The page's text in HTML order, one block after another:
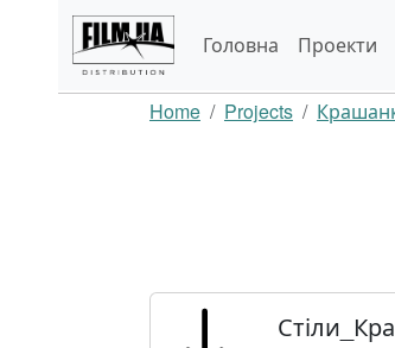
Головна Проекти
Home Projects